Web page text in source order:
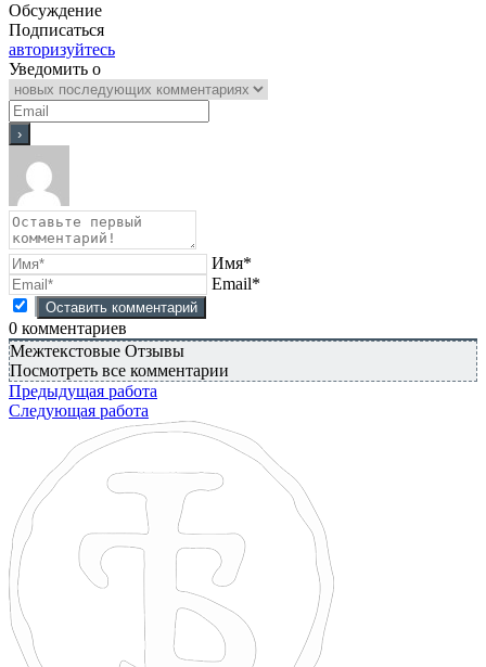
Обсуждение
Подписаться
авторизуйтесь
Уведомить о
Имя*
Email*
0 комментариев
Межтекстовые Отзывы
Посмотреть все комментарии
Предыдущая работа
Следующая работа